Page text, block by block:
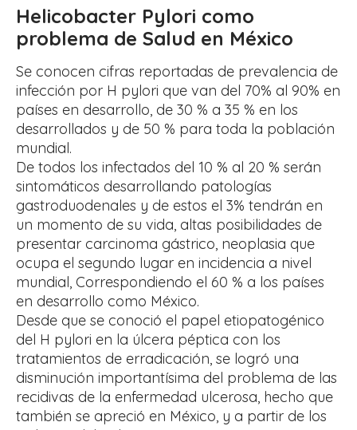
Helicobacter Pylori como
problema de Salud en México
Se conocen cifras reportadas de prevalencia de
infección por H pylori que van del 70% al 90% en
países en desarrollo, de 30 % a 35 % en los
desarrollados y de 50 % para toda la población
mundial.
De todos los infectados del 10 % al 20 % serán
sintomáticos desarrollando patologías
gastroduodenales y de estos el 3% tendrán en
un momento de su vida, altas posibilidades de
presentar carcinoma gástrico, neoplasia que
ocupa el segundo lugar en incidencia a nivel
mundial, Correspondiendo el 60 % a los países
en desarrollo como México.
Desde que se conoció el papel etiopatogénico
del H pylori en la úlcera péptica con los
tratamientos de erradicación, se logró una
disminución importantísima del problema de las
recidivas de la enfermedad ulcerosa, hecho que
también se apreció en México, y a partir de los